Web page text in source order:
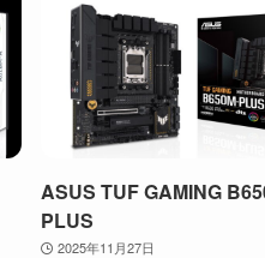
ASUS TUF GAMING
PLUS
2025年11月27日